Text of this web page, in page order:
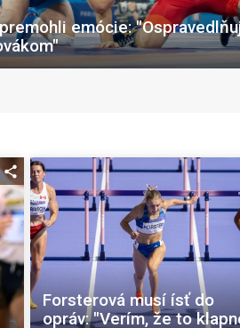
emócie:
Forsterová musí ísť do
opráv: "Verím, že to